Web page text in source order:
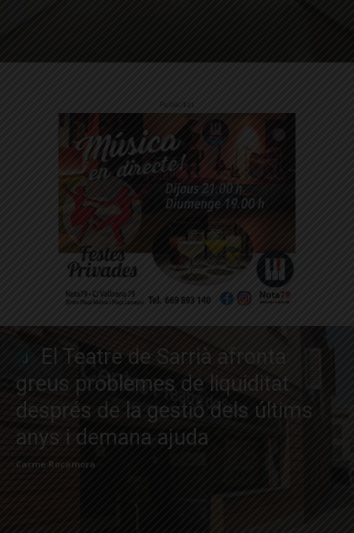
Publicitat
El Teatre de Sarrià afronta
greus problemes de liquiditat
després de la gestió dels últims
anys i demana ajuda
Carme Rocamora